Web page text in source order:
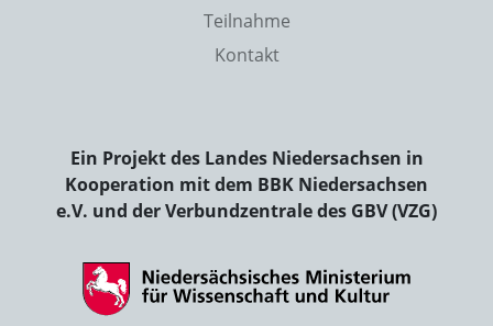
Teilnahme
Kontakt
Ein Projekt des Landes Niedersachsen in
Kooperation mit dem BBK Niedersachsen
e.V. und der Verbundzentrale des GBV (VZG)